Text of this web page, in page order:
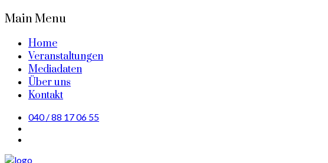
Main Menu
Home
Veranstaltungen
Mediadaten
Über uns
Kontakt
040 / 88 17 06 55